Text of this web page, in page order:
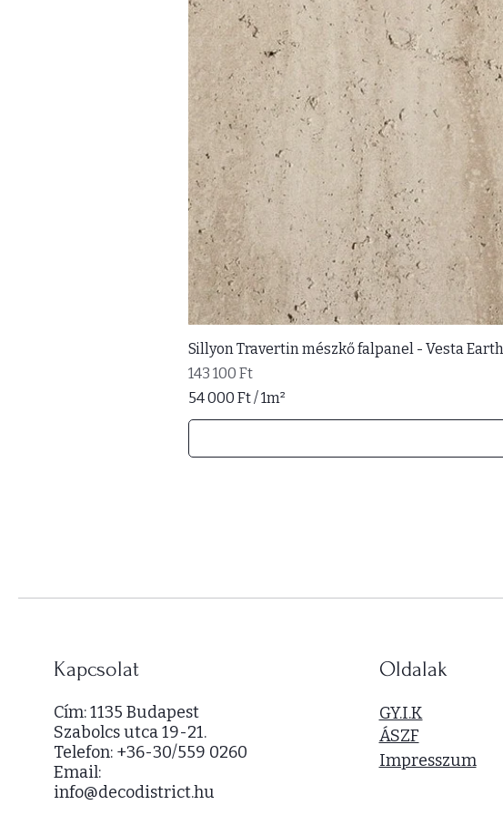
Sillyon Travertin mészkő falpanel - Vesta Earth
Ár
143 100 Ft
54 000 Ft/1m²
5
/
z
e
t
é
Kapcsolat
Cím: 1135 Budapest
Szabolcs utca 19-21.
Telefon: +36-30/559 0260
Email:
info@decodistrict.hu
Oldalak
GY.I.K
ÁSZF
Impresszum